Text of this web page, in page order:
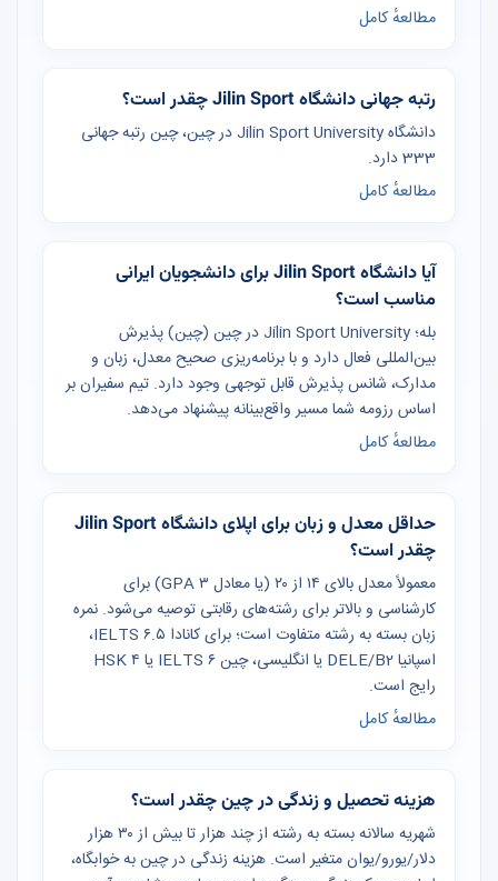
مطالعهٔ کامل
رتبه جهانی دانشگاه Jilin Sport چقدر است؟
دانشگاه Jilin Sport University در چین، چین رتبه جهانی
333 دارد.
مطالعهٔ کامل
آیا دانشگاه Jilin Sport برای دانشجویان ایرانی
مناسب است؟
بله؛ Jilin Sport University در چین (چین) پذیرش
بین‌المللی فعال دارد و با برنامه‌ریزی صحیح معدل، زبان و
مدارک، شانس پذیرش قابل توجهی وجود دارد. تیم سفیران بر
اساس رزومه شما مسیر واقع‌بینانه پیشنهاد می‌دهد.
مطالعهٔ کامل
حداقل معدل و زبان برای اپلای دانشگاه Jilin Sport
چقدر است؟
معمولاً معدل بالای ۱۴ از ۲۰ (یا معادل GPA ۳) برای
کارشناسی و بالاتر برای رشته‌های رقابتی توصیه می‌شود. نمره
زبان بسته به رشته متفاوت است؛ برای کانادا IELTS ۶.۵،
اسپانیا DELE/B2 یا انگلیسی، چین IELTS ۶ یا HSK ۴
رایج است.
مطالعهٔ کامل
هزینه تحصیل و زندگی در چین چقدر است؟
شهریه سالانه بسته به رشته از چند هزار تا بیش از ۳۰ هزار
دلار/یورو/یوان متغیر است. هزینه زندگی در چین به خوابگاه،